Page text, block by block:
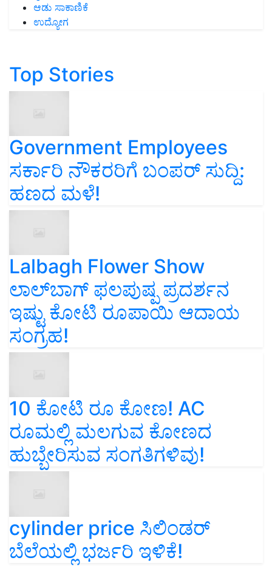
ಆಡು ಸಾಕಾಣಿಕೆ
ಉದ್ಯೋಗ
Top Stories
Government Employees
ಸರ್ಕಾರಿ ನೌಕರರಿಗೆ ಬಂಪರ್‌ ಸುದ್ದಿ:
ಹಣದ ಮಳೆ!
Lalbagh Flower Show
ಲಾಲ್‌ಬಾಗ್ ಫಲಪುಷ್ಪ ಪ್ರದರ್ಶನ
ಇಷ್ಟು ಕೋಟಿ ರೂಪಾಯಿ ಆದಾಯ
ಸಂಗ್ರಹ!
10 ಕೋಟಿ ರೂ ಕೋಣ! AC
ರೂಮಲ್ಲಿ ಮಲಗುವ ಕೋಣದ
ಹುಬ್ಬೇರಿಸುವ ಸಂಗತಿಗಳಿವು!
cylinder price ಸಿಲಿಂಡರ್‌
ಬೆಲೆಯಲ್ಲಿ ಭರ್ಜರಿ ಇಳಿಕೆ!